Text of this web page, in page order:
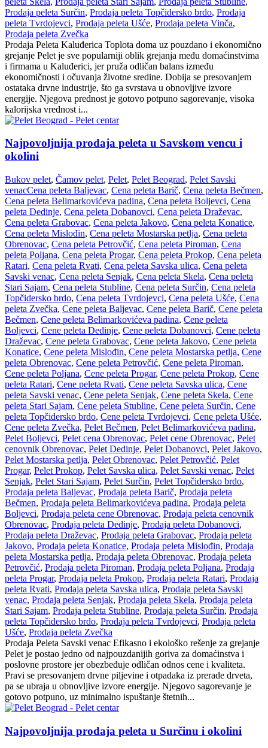
Prodaja peleta Surčin, Prodaja peleta Topčidersko brdo, Prodaja
peleta Tvrdojevci, Prodaja peleta Ušće, Prodaja peleta Vinča,
Prodaja peleta Zvečka
Prodaja Peleta Kaluđerica Toplota doma uz pouzdano i ekonomično
grejanje Pelet je sve popularniji oblik grejanja među domaćinstvima
i firmama u Kaluđerici, jer pruža odličan balans između
ekonomičnosti i očuvanja životne sredine. Dobija se presovanjem
ostataka drvne industrije, što ga svrstava u obnovljive izvore
energije. Njegova prednost je gotovo potpuno sagorevanje, visoka
kalorijska vrednost i...
Najpovoljnija prodaja peleta u Savskom vencu i
okolini
Bukov pelet, Čamov pelet, Pelet, Pelet Beograd, Pelet Savski
venacCena peleta Baljevac, Cena peleta Barič, Cena peleta Bečmen,
Cena peleta Belimarkovićeva padina, Cena peleta Boljevci, Cena
peleta Dedinje, Cena peleta Dobanovci, Cena peleta Draževac,
Cena peleta Grabovac, Cena peleta Jakovo, Cena peleta Konatice,
Cena peleta Mislođin, Cena peleta Mostarska petlja, Cena peleta
Obrenovac, Cena peleta Petrovčić, Cena peleta Piroman, Cena
peleta Poljana, Cena peleta Progar, Cena peleta Prokop, Cena peleta
Ratari, Cena peleta Rvati, Cena peleta Savska ulica, Cena peleta
Savski venac, Cena peleta Senjak, Cena peleta Skela, Cena peleta
Stari Sajam, Cena peleta Stubline, Cena peleta Surčin, Cena peleta
Topčidersko brdo, Cena peleta Tvrdojevci, Cena peleta Ušće, Cena
peleta Zvečka, Cene peleta Baljevac, Cene peleta Barič, Cene peleta
Bečmen, Cene peleta Belimarkovićeva padina, Cene peleta
Boljevci, Cene peleta Dedinje, Cene peleta Dobanovci, Cene peleta
Draževac, Cene peleta Grabovac, Cene peleta Jakovo, Cene peleta
Konatice, Cene peleta Mislođin, Cene peleta Mostarska petlja, Cene
peleta Obrenovac, Cene peleta Petrovčić, Cene peleta Piroman,
Cene peleta Poljana, Cene peleta Progar, Cene peleta Prokop, Cene
peleta Ratari, Cene peleta Rvati, Cene peleta Savska ulica, Cene
peleta Savski venac, Cene peleta Senjak, Cene peleta Skela, Cene
peleta Stari Sajam, Cene peleta Stubline, Cene peleta Surčin, Cene
peleta Topčidersko brdo, Cene peleta Tvrdojevci, Cene peleta Ušće,
Cene peleta Zvečka, Pelet Bečmen, Pelet Belimarkovićeva padina,
Pelet Boljevci, Pelet cena Obrenovac, Pelet cene Obrenovac, Pelet
cenovnik Obrenovac, Pelet Dedinje, Pelet Dobanovci, Pelet Jakovo,
Pelet Mostarska petlja, Pelet Obrenovac, Pelet Petrovčić, Pelet
Progar, Pelet Prokop, Pelet Savska ulica, Pelet Savski venac, Pelet
Senjak, Pelet Stari Sajam, Pelet Surčin, Pelet Topčidersko brdo,
Prodaja peleta Baljevac, Prodaja peleta Barič, Prodaja peleta
Bečmen, Prodaja peleta Belimarkovićeva padina, Prodaja peleta
Boljevci, Prodaja peleta cene Obrenovac, Prodaja peleta cenovnik
Obrenovac, Prodaja peleta Dedinje, Prodaja peleta Dobanovci,
Prodaja peleta Draževac, Prodaja peleta Grabovac, Prodaja peleta
Jakovo, Prodaja peleta Konatice, Prodaja peleta Mislođin, Prodaja
peleta Mostarska petlja, Prodaja peleta Obrenovac, Prodaja peleta
Petrovčić, Prodaja peleta Piroman, Prodaja peleta Poljana, Prodaja
peleta Progar, Prodaja peleta Prokop, Prodaja peleta Ratari, Prodaja
peleta Rvati, Prodaja peleta Savska ulica, Prodaja peleta Savski
venac, Prodaja peleta Senjak, Prodaja peleta Skela, Prodaja peleta
Stari Sajam, Prodaja peleta Stubline, Prodaja peleta Surčin, Prodaja
peleta Topčidersko brdo, Prodaja peleta Tvrdojevci, Prodaja peleta
Ušće, Prodaja peleta Zvečka
Prodaja Peleta Savski venac Efikasno i ekološko rešenje za grejanje
Pelet je postao jedno od najpouzdanijih goriva za domaćinstva i
poslovne prostore jer obezbeđuje odličan odnos cene i kvaliteta.
Pravi se presovanjem drvne piljevine i otpadaka iz prerade drveta,
pa se ubraja u obnovljive izvore energije. Njegovo sagorevanje je
gotovo potpuno, uz minimalno ispuštanje štetnih...
Najpovoljnija prodaja peleta u Surčinu i okolini